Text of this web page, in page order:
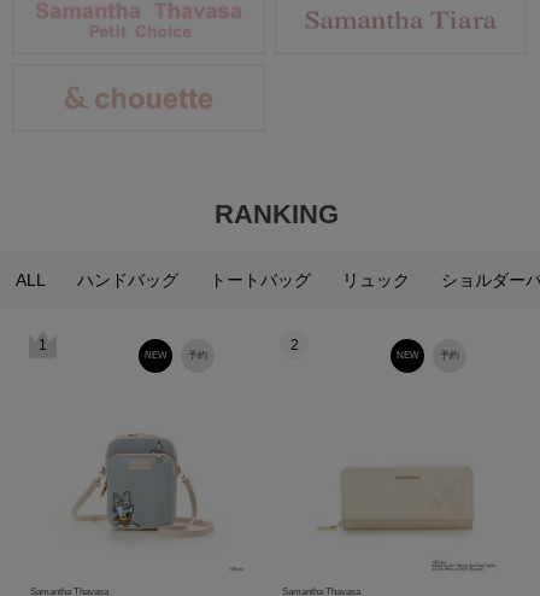
RANKING
ALL ハンドバッグ トートバッグ リュック ショルダー
1
予約
NEW
Samantha Thavasa
2
予約
NEW
Samantha Thavasa